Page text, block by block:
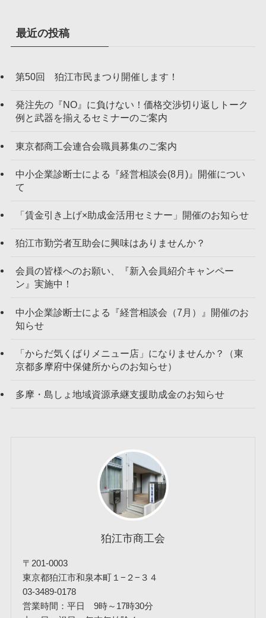
最近の投稿
第50回 狛江市民まつり開催します！
発注先の『NO』に負けない！価格交渉切り返しトーク
例と武器を揃えるセミナーのご案内
東京都商工会連合会職員募集のご案内
中小企業診断士による『経営相談会(8月)』開催につい
て
「賃金引き上げ×助成金活用セミナー」開催のお知らせ
狛江市勤労者互助会に興味はありませんか？
会員の皆様へのお願い、『新入会員紹介キャンペー
ン』実施中！
中小企業診断士による『経営相談会（7月）』開催のお
知らせ
「からだ気くばりメニュー店」になりませんか？（東
京都多摩府中保健所からのお知らせ）
多摩・島しょ地域資源承継支援助成金のお知らせ
狛江市商工会
〒201-0003
東京都狛江市和泉本町１−２−３４
03-3489-0178
営業時間：平日 9時～17時30分